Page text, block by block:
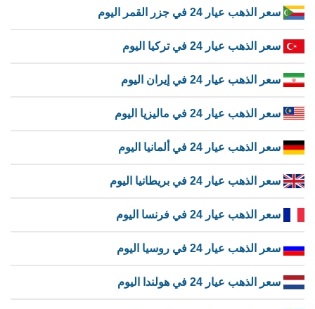
سعر الذهب عيار 24 في جزر القمر اليوم
سعر الذهب عيار 24 في تركيا اليوم
سعر الذهب عيار 24 في إيران اليوم
سعر الذهب عيار 24 في ماليزيا اليوم
سعر الذهب عيار 24 في ألمانيا اليوم
سعر الذهب عيار 24 في بريطانيا اليوم
سعر الذهب عيار 24 في فرنسا اليوم
سعر الذهب عيار 24 في روسيا اليوم
سعر الذهب عيار 24 في هولندا اليوم